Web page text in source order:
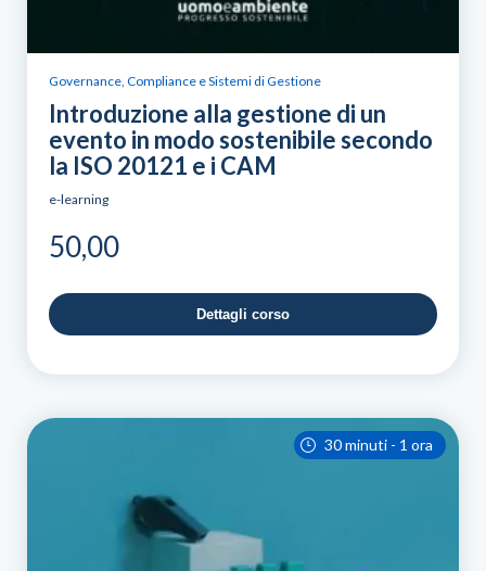
Governance, Compliance e Sistemi di Gestione
Introduzione alla gestione di un
evento in modo sostenibile secondo
la ISO 20121 e i CAM
e-learning
50,00
Dettagli corso
30 minuti - 1 ora